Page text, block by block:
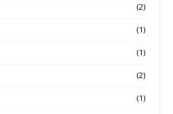
(2)
(1)
(1)
(2)
(1)